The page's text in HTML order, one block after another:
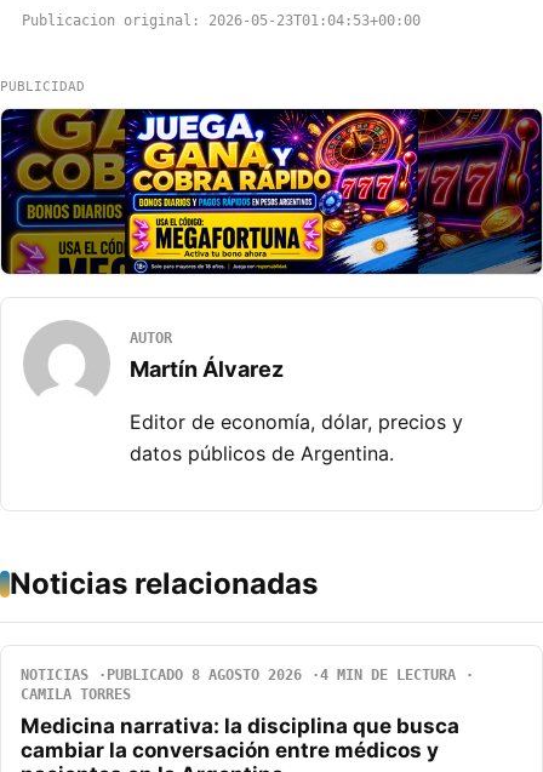
Publicacion original: 2026-05-23T01:04:53+00:00
PUBLICIDAD
AUTOR
Martín Álvarez
Editor de economía, dólar, precios y
datos públicos de Argentina.
Noticias relacionadas
NOTICIAS PUBLICADO 8 AGOSTO 2026
4 MIN DE LECTURA
CAMILA TORRES
Medicina narrativa: la disciplina que busca
cambiar la conversación entre médicos y